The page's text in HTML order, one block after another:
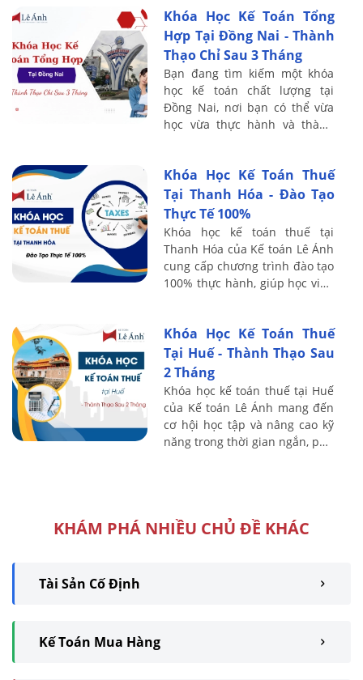
...
Khóa Học Kế Toán Tổng
Hợp Tại Đồng Nai - Thành
Thạo Chỉ Sau 3 Tháng
Bạn đang tìm kiếm một khóa
học kế toán chất lượng tại
Đồng Nai, nơi bạn có thể vừa
học vừa thực hành và thành
đến chương ...
Khóa Học Kế Toán Thuế
Tại Thanh Hóa - Đào Tạo
Thực Tế 100%
Khóa học kế toán thuế tại
Thanh Hóa của Kế toán Lê Ánh
cung cấp chương trình đào tạo
100% thực hành, giúp học viên
tình ...
Khóa Học Kế Toán Thuế
Tại Huế - Thành Thạo Sau
2 Tháng
Khóa học kế toán thuế tại Huế
của Kế toán Lê Ánh mang đến
cơ hội học tập và nâng cao kỹ
năng trong thời gian ngắn, phù
KHÁM PHÁ NHIỀU CHỦ ĐỀ KHÁC
Tài Sản Cố Định
Kế Toán Mua Hàng